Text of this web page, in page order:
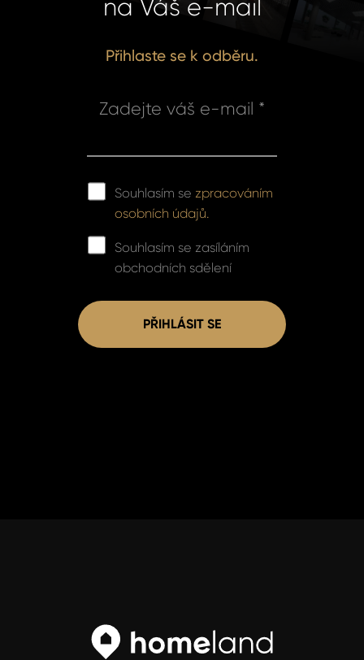
na Váš e-mail
Přihlaste se k odběru.
Zadejte váš e-mail *
Souhlasím se zpracováním
osobních údajů.
Souhlasím se zasíláním
obchodních sdělení
PŘIHLÁSIT SE